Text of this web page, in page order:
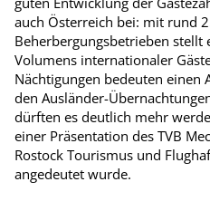
auch Österreich bei: mit rund
Beherbergungsbetrieben stellt
Volumens internationaler
Nächtigungen bedeuten einen
den Ausländer-
dürften es deutlich mehr
einer Präsentation des TVB
Rostock Tourismus und
angedeutet wurde.